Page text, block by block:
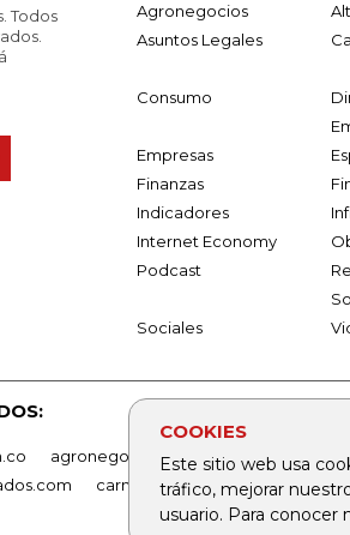
COOKIES
Este sitio web usa
tráfico, mejorar
usuario. Para conocer
Todos
Agronegocios
Asuntos Legales
Consumo
Empresas
Finanzas
Indicadores
Internet Economy
Podcast
Sociales
agronegocios.co
carnavalindustriacultural.com